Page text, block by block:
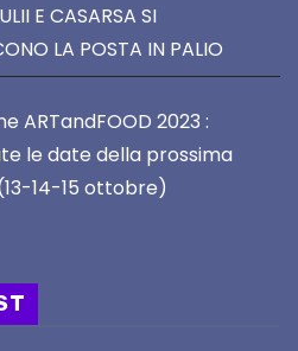
E CASARSA SI
LA POSTA IN PALIO
ARTandFOOD 2023 :
le date della prossima
14-15 ottobre)